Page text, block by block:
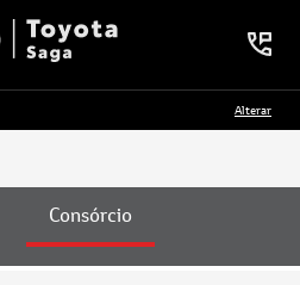
Alterar
Consórcio